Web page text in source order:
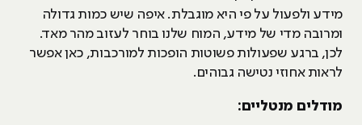
מידע ולפעול על פי היא מוגבלת. איפה שיש כמות גדולה
ומרובה מדי של מידע, המוח שלנו בוחר לעזוב מהר מאד.
לכן, ברגע שפעולות פשוטות הופכות למורכבות, כאן אפשר
לראות אחוזי נטישה גבוהים.
מודלים מנטליים: